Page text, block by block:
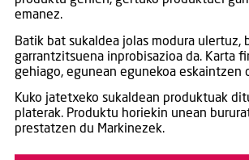
emanez.
Batik bat sukaldea jolas modura ulertuz,
garrantzitsuena inprobisazioa da. Karta
gehiago, egunean egunekoa eskaintzen
Kuko jatetxeko sukaldean produktuak
platerak. Produktu horiekin unean
prestatzen du Markinezek.